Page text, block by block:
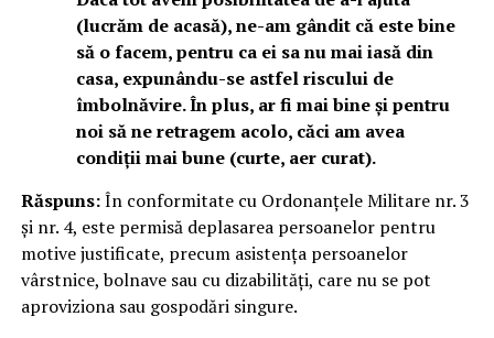
(lucrăm de acasă), ne-am gândit că este bine
să o facem, pentru ca ei sa nu mai iasă din
casa, expunându-se astfel riscului de
îmbolnăvire. În plus, ar fi mai bine și pentru
noi să ne retragem acolo, căci am avea
condiții mai bune (curte, aer curat).
Răspuns:În conformitate cu Ordonanțele Militare nr. 3
și nr. 4, este permisă deplasarea persoanelor pentru
motive justificate, precum asistența persoanelor
vârstnice, bolnave sau cu dizabilități, care nu se pot
aproviziona sau gospodări singure.